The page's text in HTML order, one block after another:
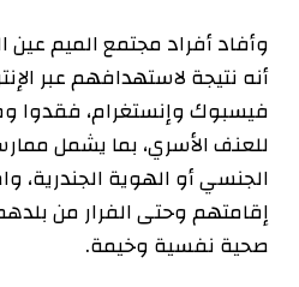
وأفاد أفراد مجتمع الميم عين
أنه نتيجة لاستهدافهم عبر
فيسبوك وإنستغرام، فقدوا
للعنف الأسري، بما يشمل
الجنسي أو الهوية الجندرية،
إقامتهم وحتى الفرار من
صحية نفسية وخيمة.